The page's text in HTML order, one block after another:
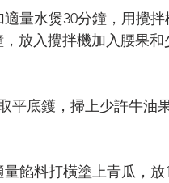
量水煲30分鐘，用攪拌
放入攪拌機加入腰果和
平底鑊，掃上少許牛油
餡料打橫塗上青瓜，放